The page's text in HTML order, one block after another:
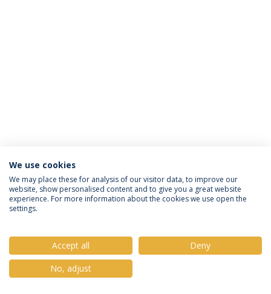
Política de Privacidade
Termos e Condições
Direitos do Titular dos Dados
© 2026 Universidade Católica Portuguesa
We use cookies
We may place these for analysis of our visitor data, to improve our
website, show personalised content and to give you a great website
experience. For more information about the cookies we use open the
settings.
Accept all
Deny
No, adjust